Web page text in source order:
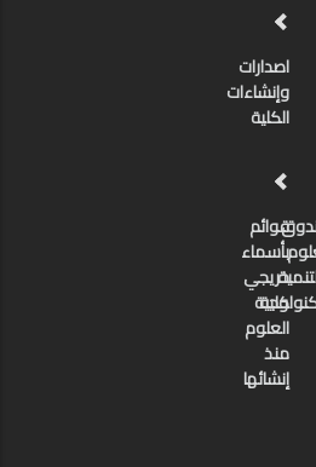
اصدارات
وإنشاءات
الكلية
قوائم
بأسماء
خريجي
كلية
العلوم
منذ
إنشائها